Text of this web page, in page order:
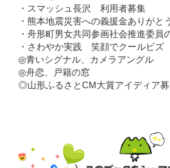
・スマッシュ長沢 利用者募集
・熊本地震災害への義援金ありがと
・舟形町男女共同参画社会推進委員
・さわやか実践 笑顔でクールビズ
◎青いシグナル、カメラアングル
◎舟恋、戸籍の窓
◎山形ふるさとCM大賞アイディア